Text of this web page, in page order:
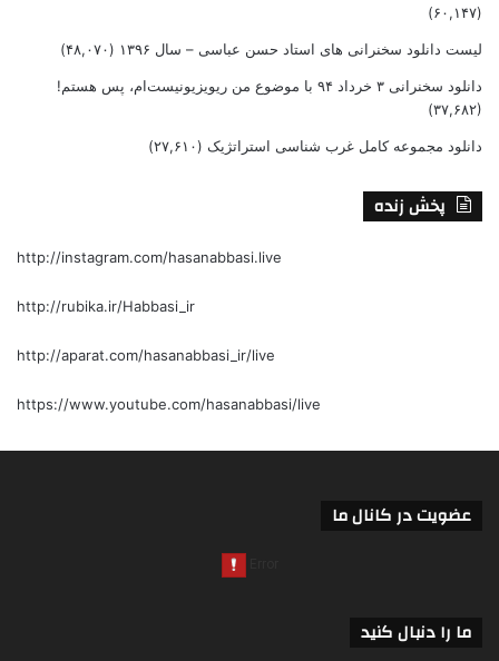
(۶۰,۱۴۷)
لیست دانلود سخنرانی های استاد حسن عباسی – سال ۱۳۹۶ (۴۸,۰۷۰)
دانلود سخنرانی ۳ خرداد ۹۴ با موضوع من ریویزیونیست‌ام، پس هستم!
(۳۷,۶۸۲)
دانلود مجموعه کامل غرب شناسی استراتژیک (۲۷,۶۱۰)
پخش زنده
http://instagram.com/hasanabbasi.live
http://rubika.ir/Habbasi_ir
http://aparat.com/hasanabbasi_ir/live
https://www.youtube.com/hasanabbasi/live
عضویت در کانال ما
ما را دنبال کنید